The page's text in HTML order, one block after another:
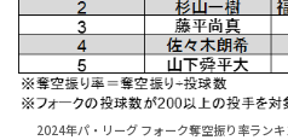
2024年パ・リーグ フォーク奪空振り率ラン